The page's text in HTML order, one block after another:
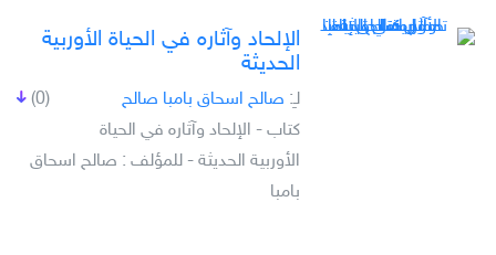
الإلحاد وآثاره في الحياة الأوربية
الحديثة
(0) لـِ: صالح اسحاق بامبا صالح
كتاب - الإلحاد وآثاره في الحياة
الأوربية الحديثة - للمؤلف : صالح اسحاق
بامبا